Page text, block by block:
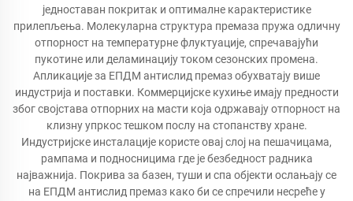
једноставан покритак и оптималне карактеристике
прилепљења. Молекуларна структура премаза пружа одличну
отпорност на температурне флуктуације, спречавајући
пукотине или деламинацију током сезонских промена.
Апликације за ЕПДМ антислид премаз обухватају више
индустрија и поставки. Коммерцијске кухиње имају предности
због својстава отпорних на масти која одржавају отпорност на
клизну упркос тешком послу на стопанству хране.
Индустријске инсталације користе овај слој на пешачицама,
рампама и подносницима где је безбедност радника
најважнија. Покрива за базен, туши и спа објекти ослањају се
на ЕПДМ антислид премаз како би се спречили несреће у